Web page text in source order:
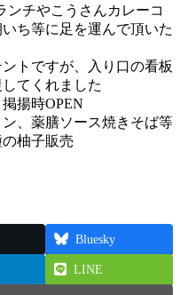
チやこうさんカレーコ
ち等に足を運んで頂いた
トですが、入り口の看板
てくれました
揚時OPEN
、薬膳ソース焼きそば等
柚子販売
Bluesky
LINE